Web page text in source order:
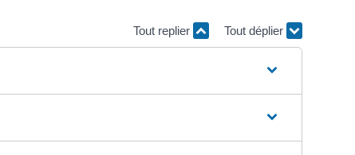
Tout replier Tout déplier